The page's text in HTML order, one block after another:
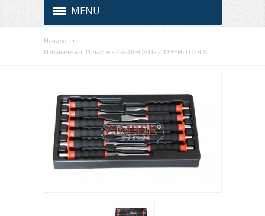
MENU
Начало
Избивачи к-т 11 части - ZR-18PCS11- ZIMBER-TOOLS.